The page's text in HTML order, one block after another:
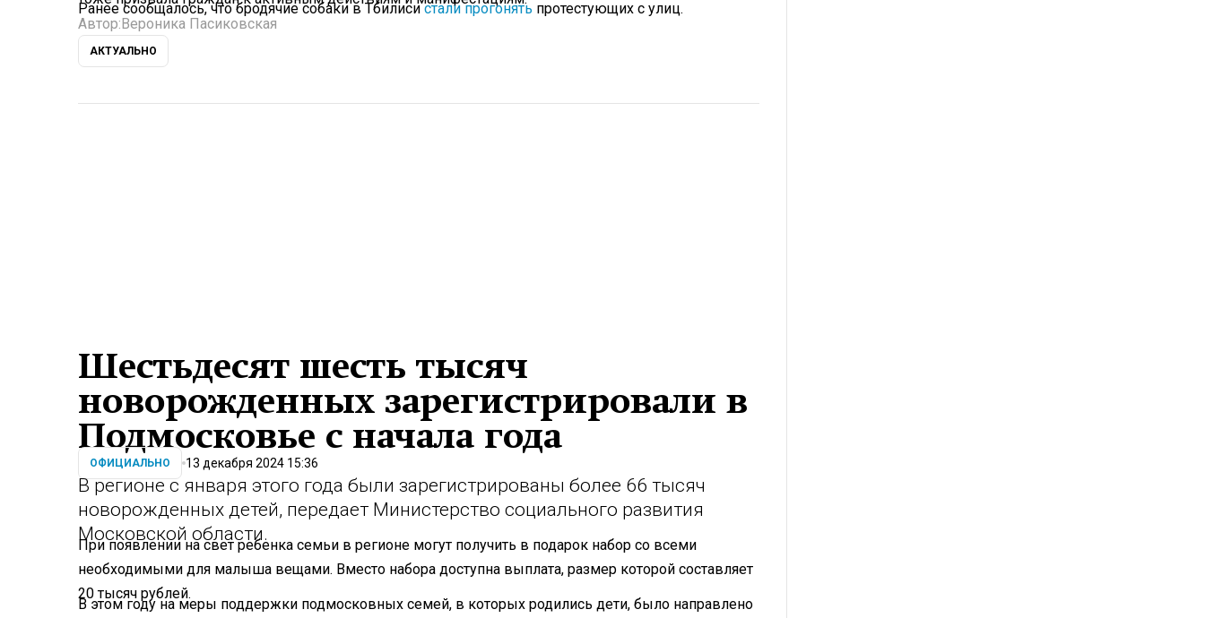
Ранее сообщалось, что бродячие собаки в Тбилисистали прогонять протестующих с улиц.
Автор: Вероника Пасиковская
АКТУАЛЬНО
Шестьдесят шесть тысяч
новорожденных зарегистрировали в
Подмосковье с начала года
ОФИЦИАЛЬНО 13 декабря 2024 15:36
В регионе с января этого года были зарегистрированы более 66 тысяч
новорожденных детей, передает Министерство социального развития
Московской области.
При появлении на свет ребенка семьи в регионе могут получить в подарок набор со всеми
необходимыми для малыша вещами. Вместо набора доступна выплата, размер которой составляет
20 тысяч рублей.
В этом году на меры поддержки подмосковных семей, в которых родились дети, было направлено